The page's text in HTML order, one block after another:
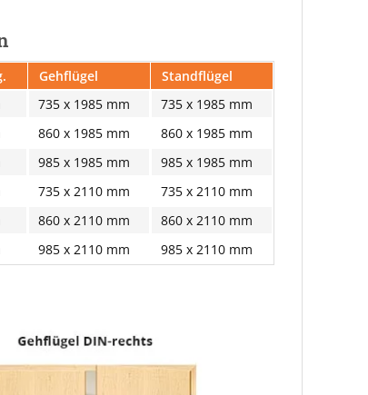
Gehflügel
Standflügel
735 x 1985 mm
735 x 1985 mm
860 x 1985 mm
860 x 1985 mm
985 x 1985 mm
985 x 1985 mm
735 x 2110 mm
735 x 2110 mm
860 x 2110 mm
860 x 2110 mm
985 x 2110 mm 985 x 2110 mm